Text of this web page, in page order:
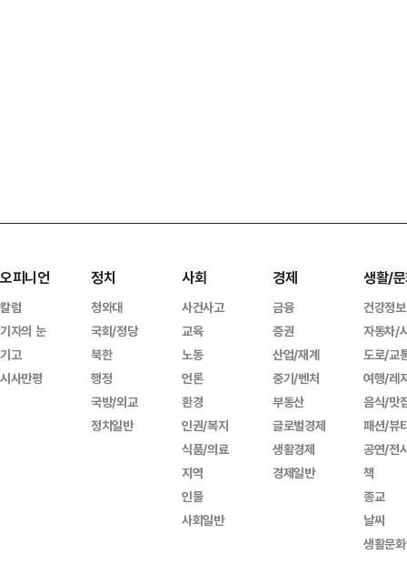
오피니언
칼럼
기자의 눈
기고
시사만평
정치
청와대
국회/정당
북한
행정
국방/외교
정치일반
사회
사건사고
교육
노동
언론
환경
인권/복지
식품/의료
지역
인물
사회일반
경제
금융
증권
산업/재계
중기/벤처
부동산
글로벌경제
생활경제
경제일반
생활/
건강정보
자동차/
도로/교
여행/레
음식/맛
패션/뷰
공연/전
책
종교
날씨
생활문